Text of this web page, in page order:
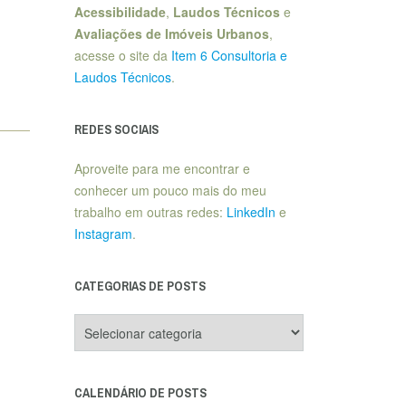
Acessibilidade, Laudos Técnicose
Avaliações de Imóveis Urbanos,
acesse o site da Item 6 Consultoria e
Laudos Técnicos.
REDES SOCIAIS
Aproveite para me encontrar e
conhecer um pouco mais do meu
trabalho em outras redes: LinkedIn e
Instagram.
CATEGORIAS DE POSTS
de
CALENDÁRIO DE POSTS